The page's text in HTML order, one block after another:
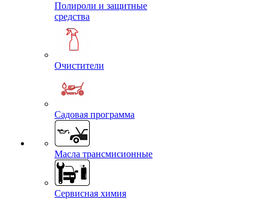
Полироли и защитные
средства
Очистители
Садовая программа
Масла трансмисионные
Сервисная химия